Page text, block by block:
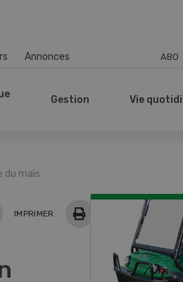
Annonces ABO
Gestion Vie
du maïs
IMPRIMER